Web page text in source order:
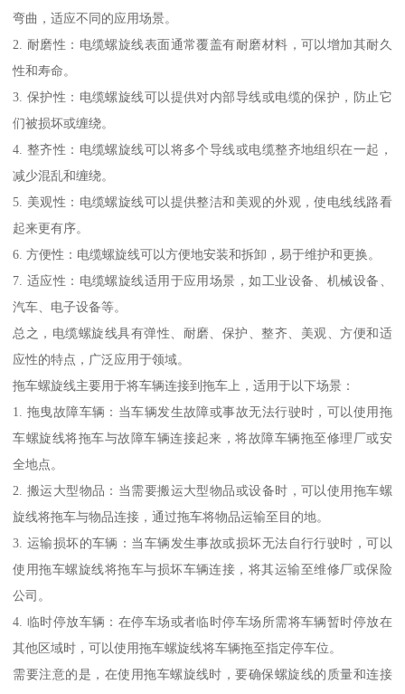
弯曲，适应不同的应用场景。
2. 耐磨性：电缆螺旋线表面通常覆盖有耐磨材料，可以增加其耐久
性和寿命。
3. 保护性：电缆螺旋线可以提供对内部导线或电缆的保护，防止它
们被损坏或缠绕。
4. 整齐性：电缆螺旋线可以将多个导线或电缆整齐地组织在一起，
减少混乱和缠绕。
5. 美观性：电缆螺旋线可以提供整洁和美观的外观，使电线线路看
起来更有序。
6. 方便性：电缆螺旋线可以方便地安装和拆卸，易于维护和更换。
7. 适应性：电缆螺旋线适用于应用场景，如工业设备、机械设备、
汽车、电子设备等。
总之，电缆螺旋线具有弹性、耐磨、保护、整齐、美观、方便和适
应性的特点，广泛应用于领域。
拖车螺旋线主要用于将车辆连接到拖车上，适用于以下场景：
1. 拖曳故障车辆：当车辆发生故障或事故无法行驶时，可以使用拖
车螺旋线将拖车与故障车辆连接起来，将故障车辆拖至修理厂或安
全地点。
2. 搬运大型物品：当需要搬运大型物品或设备时，可以使用拖车螺
旋线将拖车与物品连接，通过拖车将物品运输至目的地。
3. 运输损坏的车辆：当车辆发生事故或损坏无法自行行驶时，可以
使用拖车螺旋线将拖车与损坏车辆连接，将其运输至维修厂或保险
公司。
4. 临时停放车辆：在停车场或者临时停车场所需将车辆暂时停放在
其他区域时，可以使用拖车螺旋线将车辆拖至指定停车位。
需要注意的是，在使用拖车螺旋线时，要确保螺旋线的质量和连接